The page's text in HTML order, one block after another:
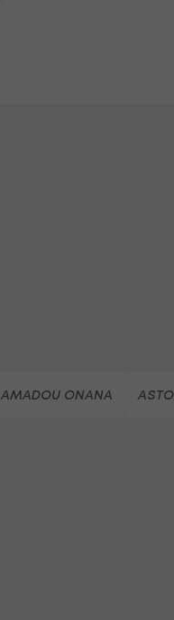
AMADOU ONANA